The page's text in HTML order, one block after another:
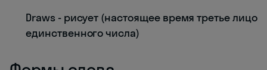
Draws - рисует (настоящее время третье лицо
единственного числа)